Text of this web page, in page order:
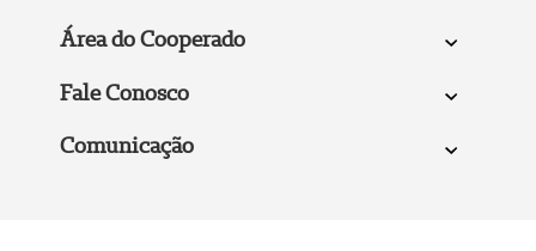
Área do Cooperado
Fale Conosco
Comunicação